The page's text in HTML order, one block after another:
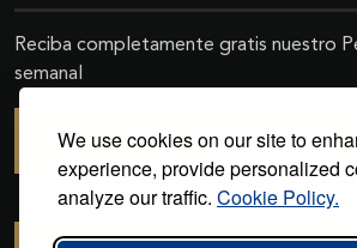
We use cookies on our site to
experience, provide personalized
analyze our traffic. Cookie Policy.
Reciba completamente gratis nuestro
semanal
SUSCRIBIRSE